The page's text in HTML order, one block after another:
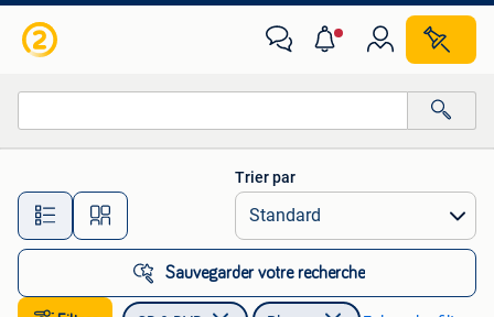
Toutes les distances…
Trier par
Sauvegarder votre recherche